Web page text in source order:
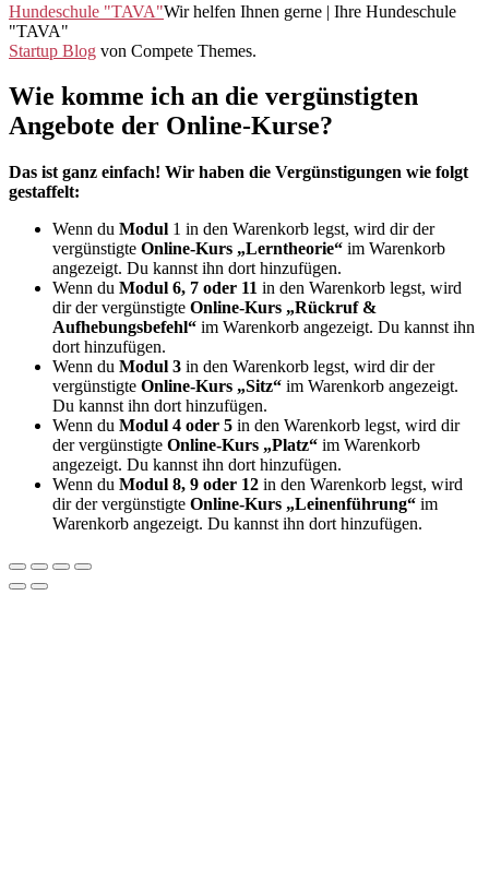
Hundeschule "TAVA"Wir helfen Ihnen gerne | Ihre Hundeschule
"TAVA"
Startup Blog von Compete Themes.
Wie komme ich an die vergünstigten
Angebote der Online-Kurse?
Das ist ganz einfach! Wir haben die Vergünstigungen wie folgt
gestaffelt:
Wenn du Modul 1 in den Warenkorb legst, wird dir der
vergünstigte Online-Kurs „Lerntheorie“ im Warenkorb
angezeigt. Du kannst ihn dort hinzufügen.
Wenn du Modul 6, 7 oder 11 in den Warenkorb legst, wird
dir der vergünstigte Online-Kurs „Rückruf &
Aufhebungsbefehl“ im Warenkorb angezeigt. Du kannst ihn
dort hinzufügen.
Wenn du Modul 3 in den Warenkorb legst, wird dir der
vergünstigte Online-Kurs „Sitz“ im Warenkorb angezeigt.
Du kannst ihn dort hinzufügen.
Wenn du Modul 4 oder 5 in den Warenkorb legst, wird dir
der vergünstigte Online-Kurs „Platz“ im Warenkorb
angezeigt. Du kannst ihn dort hinzufügen.
Wenn du Modul 8, 9 oder 12 in den Warenkorb legst, wird
dir der vergünstigte Online-Kurs „Leinenführung“ im
Warenkorb angezeigt. Du kannst ihn dort hinzufügen.